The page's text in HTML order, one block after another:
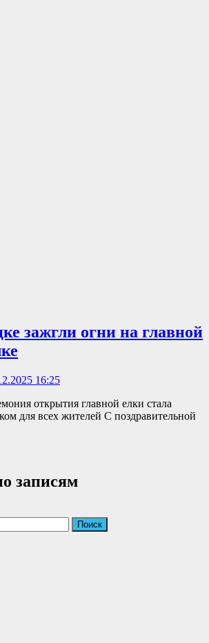
зажгли огни на главной
16:25
открытия главной елки стала
для всех жителей С поздравительной
записям